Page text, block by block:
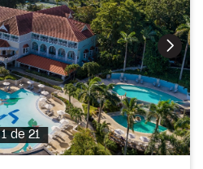
Photo
1 de 21